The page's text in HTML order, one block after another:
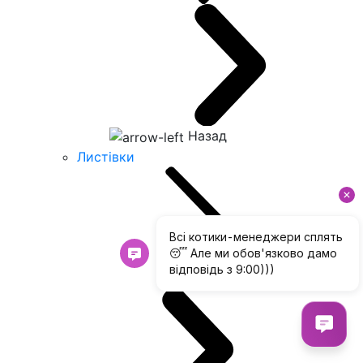
Назад
Листівки